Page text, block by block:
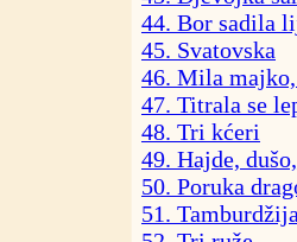
44. Bor sadila
45. Svatovska
46. Mila
47. Titrala se
48. Tri kćeri
49. Hajde,
50. Poruka
51.